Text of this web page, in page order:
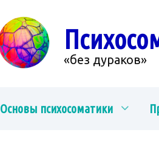
«без дураков»
Основы психосоматики